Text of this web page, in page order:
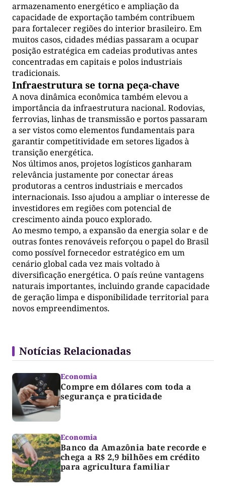
armazenamento energético e ampliação da
capacidade de exportação também contribuem
para fortalecer regiões do interior brasileiro. Em
muitos casos, cidades médias passaram a ocupar
posição estratégica em cadeias produtivas antes
concentradas em capitais e polos industriais
tradicionais.
Infraestrutura se torna peça-chave
A nova dinâmica econômica também elevou a
importância da infraestrutura nacional. Rodovias,
ferrovias, linhas de transmissão e portos passaram
a ser vistos como elementos fundamentais para
garantir competitividade em setores ligados à
transição energética.
Nos últimos anos, projetos logísticos ganharam
relevância justamente por conectar áreas
produtoras a centros industriais e mercados
internacionais. Isso ajudou a ampliar o interesse de
investidores em regiões com potencial de
crescimento ainda pouco explorado.
Ao mesmo tempo, a expansão da energia solar e de
outras fontes renováveis reforçou o papel do Brasil
como possível fornecedor estratégico em um
cenário global cada vez mais voltado à
diversificação energética. O país reúne vantagens
naturais importantes, incluindo grande capacidade
de geração limpa e disponibilidade territorial para
novos empreendimentos.
Notícias Relacionadas
Economia
Compre em dólares com toda a
segurança e praticidade
Economia
Banco da Amazônia bate recorde e
chega a R$ 2,9 bilhões em crédito
para agricultura familiar